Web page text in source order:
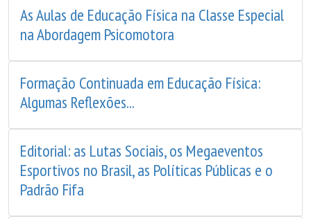
As Aulas de Educação Física na Classe Especial
na Abordagem Psicomotora
Formação Continuada em Educação Física:
Algumas Reflexões...
Editorial: as Lutas Sociais, os Megaeventos
Esportivos no Brasil, as Políticas Públicas e o
Padrão Fifa